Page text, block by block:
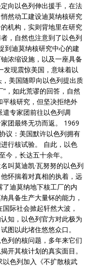
向以色列伸出援手，在法
然动工建设迪莫纳核研究
机构，实则背地里在研究
，自然也注意到了以色列
到迪莫纳核研究中心的建
浓缩设施，以及一座具备
发现震惊美国，意味着以
美国随即向以色列提出质
，如此荒谬的回答，自然
核研究，但坚决拒绝外
专家团前往以色列调
团最终无功而返。 1969
议：美国默许以色列拥有
行核试验。 自此，以色
今，长达五十余年。
叫莫迪凯·瓦努努的以色列
怀揣着对真相的执着，远
迪莫纳地下核工厂的内
具备生产大量钚的能力，
际社会掀起轩然大波，
知，以色列官方对此极为
图以此堵住悠悠众口。
列的核问题，多年来它们
开其核计划的真实面目。
色列加入《不扩散核武